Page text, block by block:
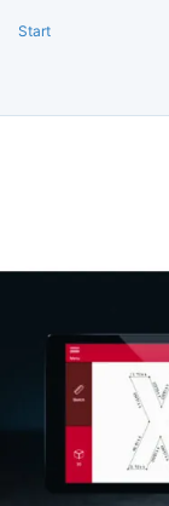
Start